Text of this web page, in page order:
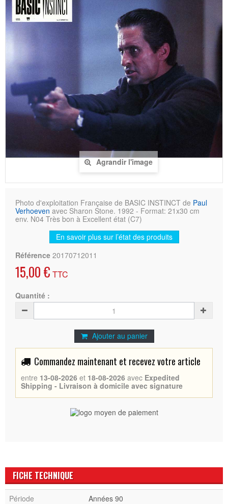
Agrandir l'image
Photo d'exploitation Française de BASIC INSTINCT de Paul
Verhoevenavec Sharon Stone. 1992 - Format: 21x30 cm
env. N04 Très bon à Excellent état (C7)
En savoir plus sur l’état des produits
Référence 20170712011
15,00 € TTC
Quantité :
Ajouter au panier
Commandez maintenant et recevez votre article
entre 13-08-2026 et 18-08-2026 avec Expedited
Shipping - Livraison à domicile avec signature
FICHE TECHNIQUE
Période
Années 90